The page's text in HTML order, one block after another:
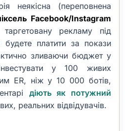
неякісна (переповнена
Facebook/Instagram
таргетовану рекламу під
платити за покази
зливаючи бюджет у
у 100 живих
ER, ніж у 10 000 ботів,
діють як потужний
реальних відвідувачів.